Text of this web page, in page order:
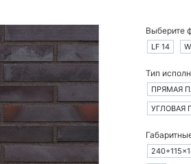
Выберите
LF 14
Тип
ПРЯМАЯ
УГЛОВАЯ